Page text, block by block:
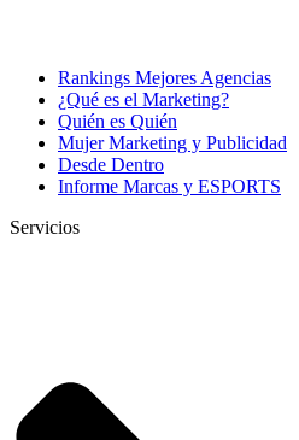
Rankings Mejores Agencias
¿Qué es el Marketing?
Quién es Quién
Mujer Marketing y Publicidad
Desde Dentro
Informe Marcas y ESPORTS
Servicios